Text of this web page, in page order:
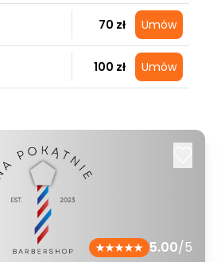
70 zł Umów
100 zł Umów
5.00/5